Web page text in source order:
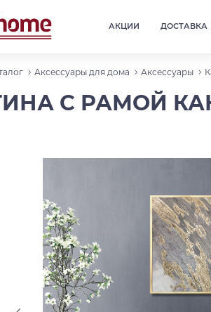
АКЦИИ ДОСТАВКА
Аксессуары для дома Аксессуары
С РАМОЙ